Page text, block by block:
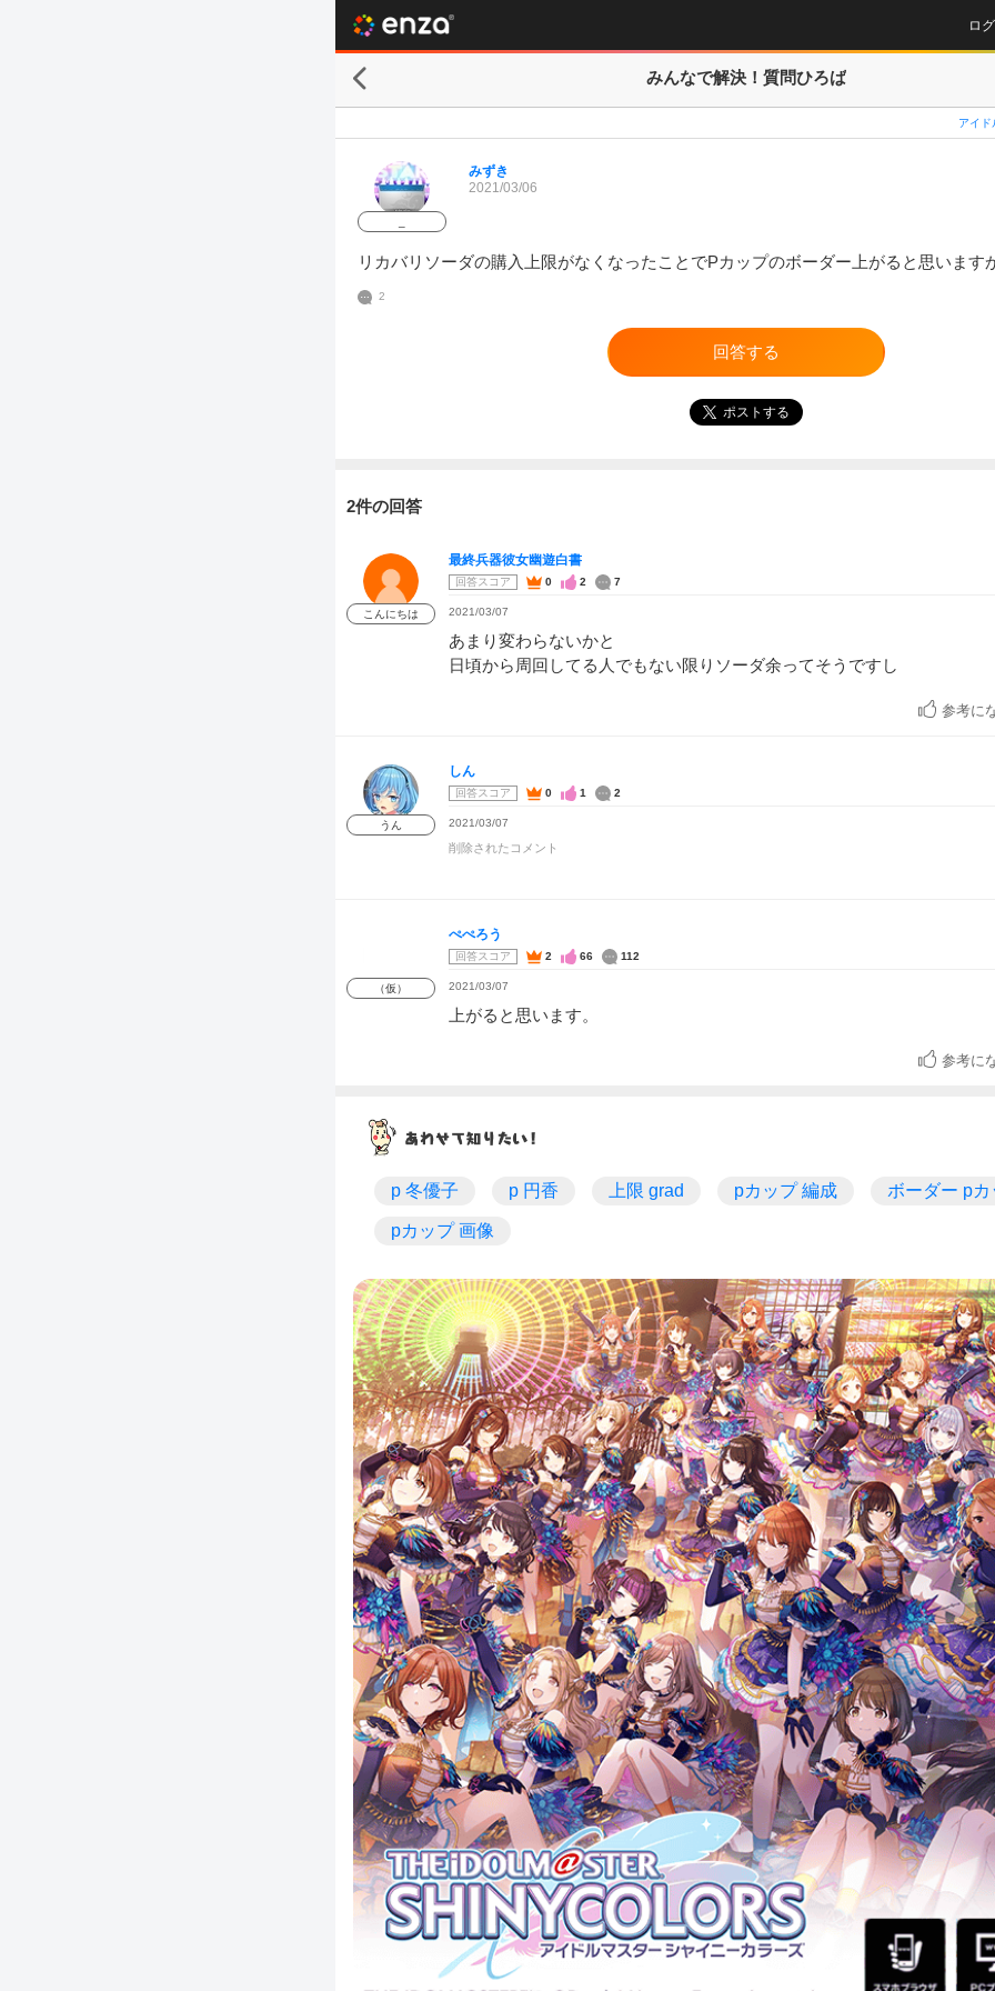
ロ
みんなで解決！ 質問ひろば
アイド
みずき
2021/03/06
リカバリソーダの購入上限がなくなったことでPカップのボーダー上がると思います
2
回答する
ポストする
2件の回答
こんにちは
最終兵器彼女幽遊白書
回答スコア 0 2 7
2021/03/07
あまり変わらないかと
日頃から周回してる人でもない限りソーダ余ってそうですし
参考に
うん
しん
回答スコア 0 1 2
2021/03/07
削除されたコメント
（仮）
ぺぺろう
回答スコア 2 66 112
2021/03/07
上がると思います。
参考に
p 冬優子 p 円香 上限 grad pカップ 編成 ボーダー pカ
pカップ 画像